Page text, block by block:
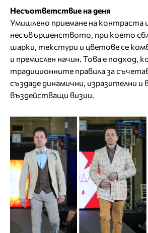
Несъответствие на деня
Умишлено приемане на контраста
несъвършенството, при което
шарки, текстури и цветове се
и премислен начин. Това е подход,
традиционните правила за
създаде динамични, изразителни и
въздействащи визии.